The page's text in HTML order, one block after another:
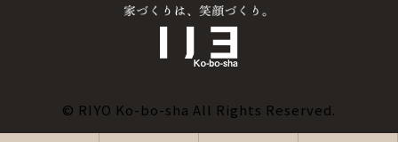
© RIYO Ko-bo-sha All Rights Reserved.